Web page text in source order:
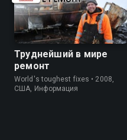
Труднейший в мире
ремонт
World's toughest fixes • 2008,
США, Информация